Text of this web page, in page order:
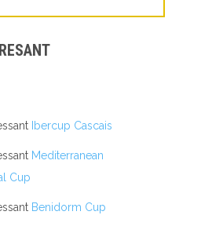
Ibercup Cascais
Mediterranean
Cup
Benidorm Cup